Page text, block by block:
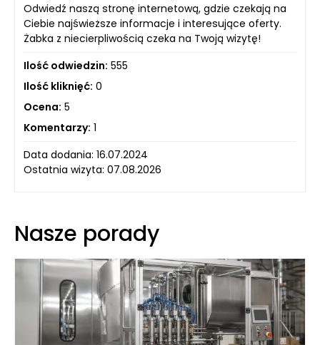
Odwiedź naszą stronę internetową, gdzie czekają na
Ciebie najświeższe informacje i interesujące oferty.
Żabka z niecierpliwością czeka na Twoją wizytę!
Ilość odwiedzin: 555
Ilość kliknięć: 0
Ocena: 5
Komentarzy: 1
Data dodania: 16.07.2024
Ostatnia wizyta: 07.08.2026
Nasze porady